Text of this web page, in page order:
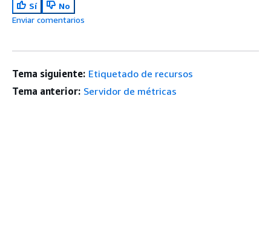
Sí
No
Enviar comentarios
Tema siguiente: Etiquetado de recursos
Tema anterior: Servidor de métricas